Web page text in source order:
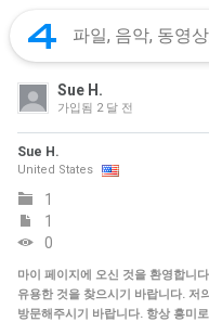
Sue H.
가입됨 2 달 전
Sue H.
United States
1
1
0
마이 페이지에 오신 것을 환영합니
유용한 것을 찾으시기 바랍니다. 저
방문해주시기 바랍니다. 항상 흥미